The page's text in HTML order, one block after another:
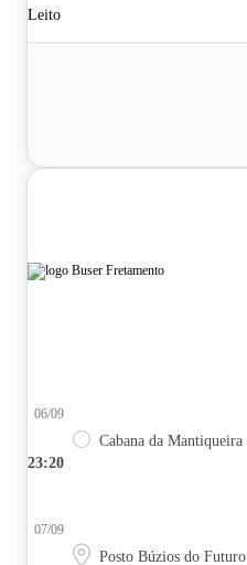
Leito
23:20
06/09
Cabana da Mantiqueira
07/09
Posto Búzios do Futuro